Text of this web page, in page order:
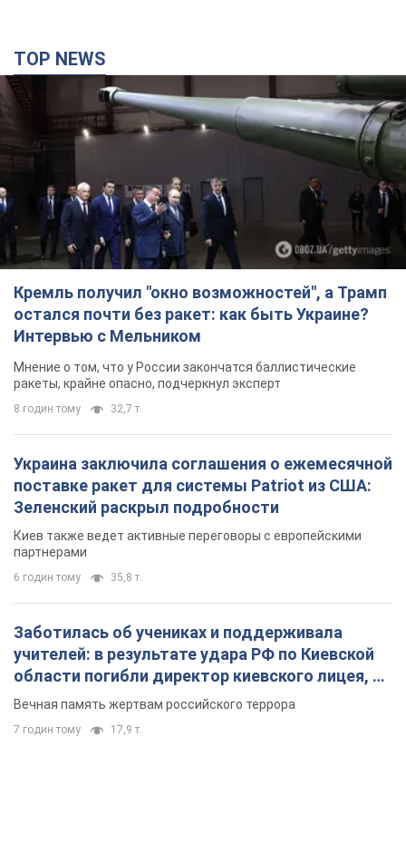
TOP NEWS
Кремль получил "окно возможностей", а Трамп
остался почти без ракет: как быть Украине?
Интервью с Мельником
Мнение о том, что у России закончатся баллистические
ракеты, крайне опасно, подчеркнул эксперт
8 годин тому 32,7 т.
Украина заключила соглашения о ежемесячной
поставке ракет для системы Patriot из США:
Зеленский раскрыл подробности
Киев также ведет активные переговоры с европейскими
партнерами
6 годин тому 35,8 т.
Заботилась об учениках и поддерживала
учителей: в результате удара РФ по Киевской
области погибли директор киевского лицея, её
муж и внук
Вечная память жертвам российского террора
7 годин тому 17,9 т.